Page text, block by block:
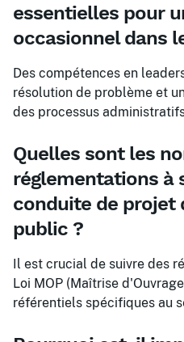
essentielles pour
occasionnel dans
Des compétences en
résolution de problème et
des processus
Quelles sont les
réglementations à
conduite de projet
public ?
Il est crucial de suivre des
Loi MOP (Maîtrise
référentiels spécifiques au